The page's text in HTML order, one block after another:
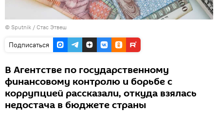
© Sputnik / Стас Этвеш
Подписаться
В Агентстве по государственному
финансовому контролю и борьбе с
коррупцией рассказали, откуда взялась
недостача в бюджете страны